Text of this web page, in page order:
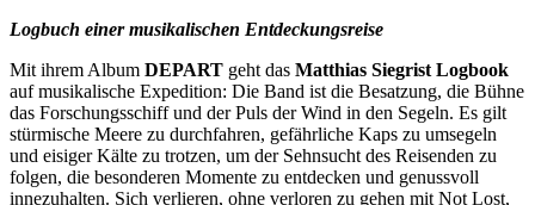
Logbuch einer musikalischen Entdeckungsreise
Mit ihrem Album DEPART geht das Matthias Siegrist Logbook
auf musikalische Expedition: Die Band ist die Besatzung, die Bühne
das Forschungsschiff und der Puls der Wind in den Segeln. Es gilt
stürmische Meere zu durchfahren, gefährliche Kaps zu umsegeln
und eisiger Kälte zu trotzen, um der Sehnsucht des Reisenden zu
folgen, die besonderen Momente zu entdecken und genussvoll
innezuhalten. Sich verlieren, ohne verloren zu gehen mit Not Lost,